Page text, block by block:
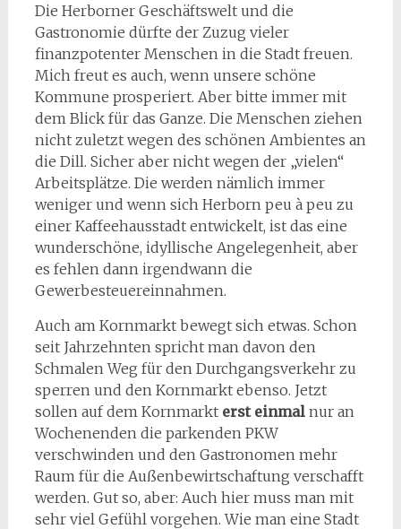
Die Herborner Geschäftswelt und die
Gastronomie dürfte der Zuzug vieler
finanzpotenter Menschen in die Stadt freuen.
Mich freut es auch, wenn unsere schöne
Kommune prosperiert. Aber bitte immer mit
dem Blick für das Ganze. Die Menschen ziehen
nicht zuletzt wegen des schönen Ambientes an
die Dill. Sicher aber nicht wegen der „vielen“
Arbeitsplätze. Die werden nämlich immer
weniger und wenn sich Herborn peu à peu zu
einer Kaffeehausstadt entwickelt, ist das eine
wunderschöne, idyllische Angelegenheit, aber
es fehlen dann irgendwann die
Gewerbesteuereinnahmen.
Auch am Kornmarkt bewegt sich etwas. Schon
seit Jahrzehnten spricht man davon den
Schmalen Weg für den Durchgangsverkehr zu
sperren und den Kornmarkt ebenso. Jetzt
sollen auf dem Kornmarkt erst einmalnur an
Wochenenden die parkenden PKW
verschwinden und den Gastronomen mehr
Raum für die Außenbewirtschaftung verschafft
werden. Gut so, aber: Auch hier muss man mit
sehr viel Gefühl vorgehen. Wie man eine Stadt